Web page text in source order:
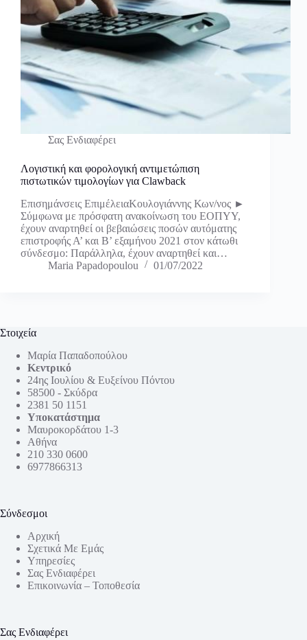
Σας Ενδιαφέρει
Λογιστική και φορολογική αντιμετώπιση
πιστωτικών τιμολογίων για Clawback
Επισημάνσεις ΕπιμέλειαΚουλογιάννης Κων/νος ►
Σύμφωνα με πρόσφατη ανακοίνωση του ΕΟΠΥΥ,
έχουν αναρτηθεί οι βεβαιώσεις ποσών αυτόματης
επιστροφής Α’ και Β’ εξαμήνου 2021 στον κάτωθι
σύνδεσμο: Παράλληλα, έχουν αναρτηθεί και…
Maria Papadopoulou
01/07/2022
Στοιχεία
Μαρία Παπαδοπούλου
Κεντρικό
24ης Ιουλίου & Ευξείνου Πόντου
58500 - Σκύδρα
2381 50 1151
Υποκατάστημα
Μαυροκορδάτου 1-3
Αθήνα
210 330 0600
6977866313
Σύνδεσμοι
Αρχική
Σχετικά Με Εμάς
Υπηρεσίες
Σας Ενδιαφέρει
Επικοινωνία – Τοποθεσία
Σας Ενδιαφέρει